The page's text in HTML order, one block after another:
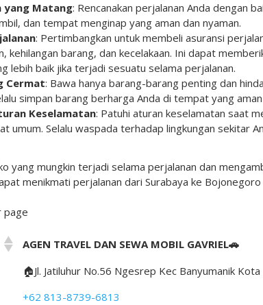
yang Matang: Rencanakan perjalanan Anda dengan
dan tempat menginap yang aman dan nyaman.
: Pertimbangkan untuk membeli asuransi
kehilangan barang, dan kecelakaan. Ini dapat
lebih baik jika terjadi sesuatu selama perjalanan.
Cermat: Bawa hanya barang-barang penting dan
simpan barang berharga Anda di tempat yang
Keselamatan: Patuhi aturan keselamatan saat
umum. Selalu waspada terhadap lingkungan sekitar
yang mungkin terjadi selama perjalanan dan
menikmati perjalanan dari Surabaya ke
page
AGEN TRAVEL DAN SEWA MOBIL GAVRIEL🚗
🏠Jl. Jatiluhur No.56 Ngesrep Kec Banyumanik
+62 813-8739-6813